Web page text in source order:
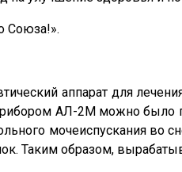
Союза!».
аппарат для
АЛ-2М можно было
мочеиспускания во
Таким образом,